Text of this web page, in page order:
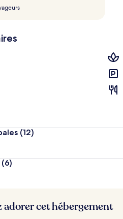
é
(12)
(6)
adorer cet hébergement